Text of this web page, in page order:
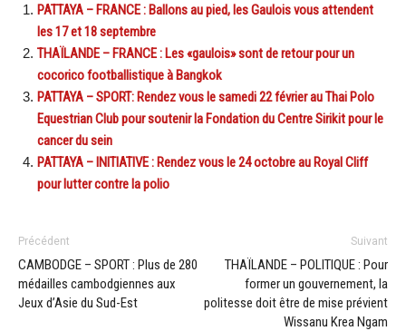
PATTAYA – FRANCE : Ballons au pied, les Gaulois vous attendent
les 17 et 18 septembre
THAÏLANDE – FRANCE : Les «gaulois» sont de retour pour un
cocorico footballistique à Bangkok
PATTAYA – SPORT: Rendez vous le samedi 22 février au Thai Polo
Equestrian Club pour soutenir la Fondation du Centre Sirikit pour le
cancer du sein
PATTAYA – INITIATIVE : Rendez vous le 24 octobre au Royal Cliff
pour lutter contre la polio
Précédent
CAMBODGE – SPORT : Plus de 280
médailles cambodgiennes aux
Jeux d’Asie du Sud-Est
Suivant
THAÏLANDE – POLITIQUE : Pour
former un gouvernement, la
politesse doit être de mise prévient
Wissanu Krea Ngam